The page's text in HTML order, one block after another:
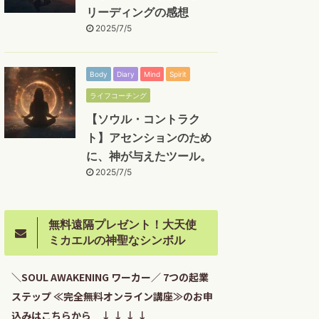
リーディングの感想
2025/7/5
Body Diary Mind Spirit
ライフコーチング
【ソウル・コントラク
ト】アセンションのため
に、神が与えたツール。
2025/7/5
無料遠隔プレゼント！大天使
ミカエルの神聖なシンボル
＼SOUL AWAKENING ワーカー／ 7つの起業
ステップ ≪完全無料オンライン講座≫のお申
込みはこちらから ↓ ↓ ↓ ↓